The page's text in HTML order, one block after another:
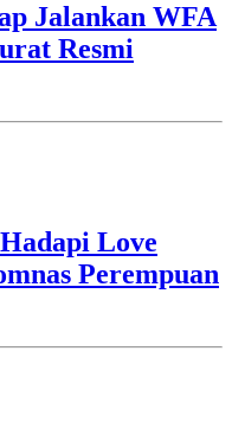
Jalankan WFA
Resmi
Love
Perempuan